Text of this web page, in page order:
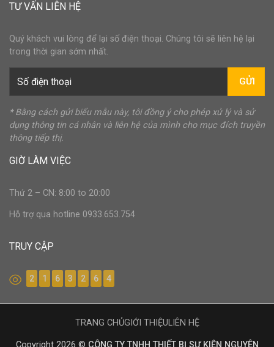
TƯ VẤN LIÊN HỆ
Quý khách vui lòng để lại số điện thoại. Chúng tôi sẽ liên hệ lại
trong thời gian sớm nhất.
GỬI
* Bằng cách gửi biểu mẫu này, tôi đồng ý cho phép xử lý và sử
dụng thông tin cá nhân và liên hệ của mình cho mục đích truyền
thông tiếp thị.
GIỜ LÀM VIỆC
Thứ 2 – CN: 8:00 to 20:00
Hỗ trợ qua hotline 0933.653.754
TRUY CẬP
2 1 6 3 2 6 4
Copyright 2026 © CÔNG TY TNHH THIẾT BỊ SỰ KIỆN NGUYÊN
TRANG CHỦGIỚI THIỆULIÊN HỆ